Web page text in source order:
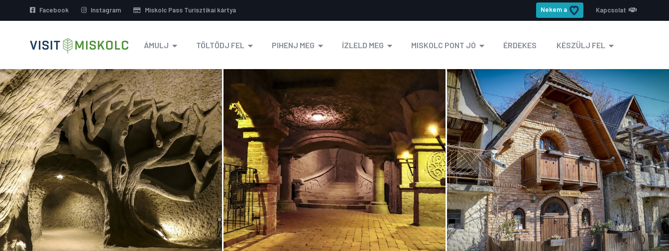
Facebook Instagram Miskolc Pass Turisztikai kártya Nekem a Kapcsolat
ÁMULJ TÖLTŐDJ FEL PIHENJ MEG ÍZLELD MEG MISKOLC PONT JÓ ÉRDEKES KÉSZÜLJ FEL